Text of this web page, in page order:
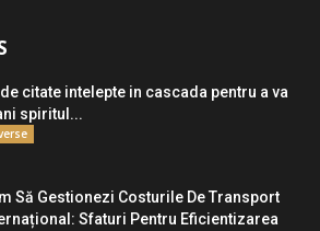
citate intelepte in cascada pentru a va
spiritul...
Să Gestionezi Costurile De Transport
Sfaturi Pentru Eficientizarea